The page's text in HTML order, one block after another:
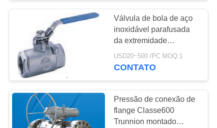
Tenda o interruptor
de limite
15
Válvula de bola de aço
inoxidável parafusada
da extremidade
1500WOG com
travamento do
USD20~500 /PC MOQ:1
CONTATO
Pressão de conexão de
flange Classe600
Trunnion montado